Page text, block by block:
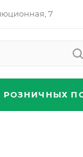
7
РОЗНИЧНЫХ